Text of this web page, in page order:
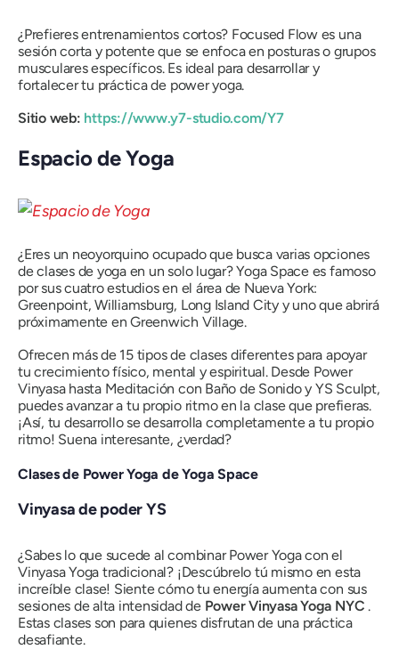
¿Prefieres entrenamientos cortos? Focused Flow es una
sesión corta y potente que se enfoca en posturas o grupos
musculares específicos. Es ideal para desarrollar y
fortalecer tu práctica de power yoga.
Sitio web: https://www.y7-studio.com/Y7
Espacio de Yoga
¿Eres un neoyorquino ocupado que busca varias opciones
de clases de yoga en un solo lugar? Yoga Space es famoso
por sus cuatro estudios en el área de Nueva York:
Greenpoint, Williamsburg, Long Island City y uno que abrirá
próximamente en Greenwich Village.
Ofrecen más de 15 tipos de clases diferentes para apoyar
tu crecimiento físico, mental y espiritual. Desde Power
Vinyasa hasta Meditación con Baño de Sonido y YS Sculpt,
puedes avanzar a tu propio ritmo en la clase que prefieras.
¡Así, tu desarrollo se desarrolla completamente a tu propio
ritmo! Suena interesante, ¿verdad?
Clases de Power Yoga de Yoga Space
Vinyasa de poder YS
¿Sabes lo que sucede al combinar Power Yoga con el
Vinyasa Yoga tradicional? ¡Descúbrelo tú mismo en esta
increíble clase! Siente cómo tu energía aumenta con sus
sesiones de alta intensidad de Power Vinyasa Yoga NYC .
Estas clases son para quienes disfrutan de una práctica
desafiante.